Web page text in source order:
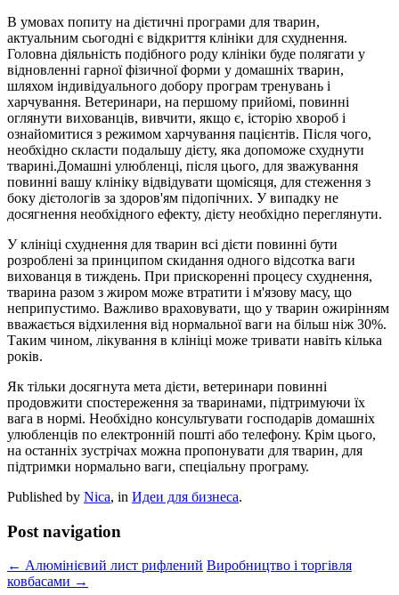
В умовах попиту на дієтичні програми для тварин,
актуальним сьогодні є відкриття клініки для схуднення.
Головна діяльність подібного роду клініки буде полягати у
відновленні гарної фізичної форми у домашніх тварин,
шляхом індивідуального добору програм тренувань і
харчування. Ветеринари, на першому прийомі, повинні
оглянути вихованців, вивчити, якщо є, історію хвороб і
ознайомитися з режимом харчування пацієнтів. Після чого,
необхідно скласти подальшу дієту, яка допоможе схуднути
тварині.Домашні улюбленці, після цього, для зважування
повинні вашу клініку відвідувати щомісяця, для стеження з
боку дієтологів за здоров'ям підопічних. У випадку не
досягнення необхідного ефекту, дієту необхідно переглянути.
У клініці схуднення для тварин всі дієти повинні бути
розроблені за принципом скидання одного відсотка ваги
вихованця в тиждень. При прискоренні процесу схуднення,
тварина разом з жиром може втратити і м'язову масу, що
неприпустимо. Важливо враховувати, що у тварин ожирінням
вважається відхилення від нормальної ваги на більш ніж 30%.
Таким чином, лікування в клініці може тривати навіть кілька
років.
Як тільки досягнута мета дієти, ветеринари повинні
продовжити спостереження за тваринами, підтримуючи їх
вага в нормі. Необхідно консультувати господарів домашніх
улюбленців по електронній пошті або телефону. Крім цього,
на останніх зустрічах можна пропонувати для тварин, для
підтримки нормально ваги, спеціальну програму.
Published by Nica, in Идеи для бизнеса.
Post navigation
← Алюмінієвий лист рифлений Виробництво і торгівля
ковбасами →